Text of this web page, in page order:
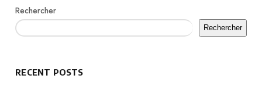
Rechercher
Rechercher
RECENT POSTS